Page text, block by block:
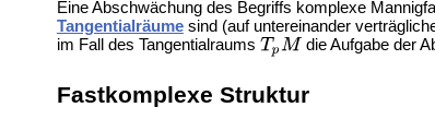
Eine Abschwächung des Begriffs komplexe
Tangentialräumesind (auf untereinander
im Fall des Tangentialraums
die Aufgabe der
Fastkomplexe Struktur